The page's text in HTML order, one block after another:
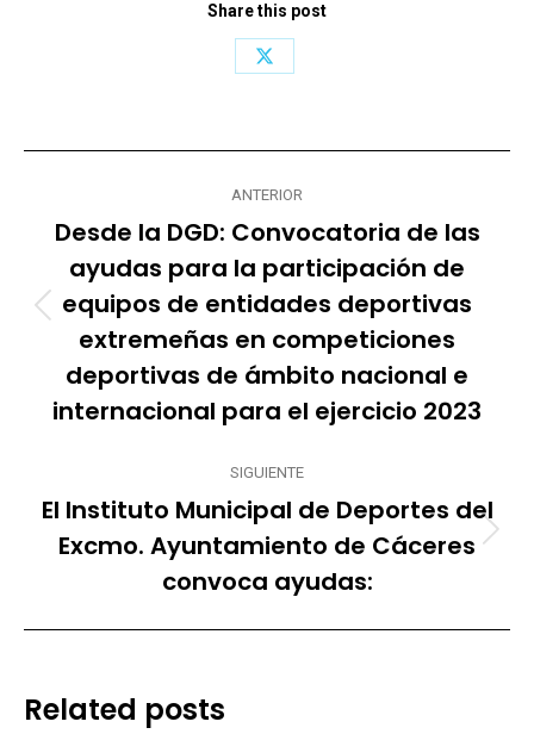
Share this post
Share
Navegación
entre
publicaciones
ANTERIOR
Publicación
anterior:
Desde la DGD: Convocatoria de las
ayudas para la participación de
equipos de entidades deportivas
extremeñas en competiciones
deportivas de ámbito nacional e
internacional para el ejercicio 2023
SIGUIENTE
Publicación
siguiente:
El Instituto Municipal de Deportes del
Excmo. Ayuntamiento de Cáceres
convoca ayudas:
Related posts